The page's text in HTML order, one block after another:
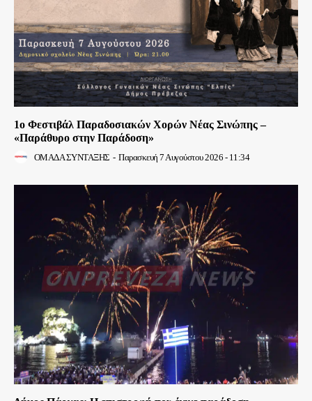
1ο Φεστιβάλ Παραδοσιακών Χορών Νέας Σινώπης –
«Παράθυρο στην Παράδοση»
ΟΜΑΔΑ ΣΥΝΤΑΞΗΣ - Παρασκευή 7 Αυγούστου 2026 - 11:34